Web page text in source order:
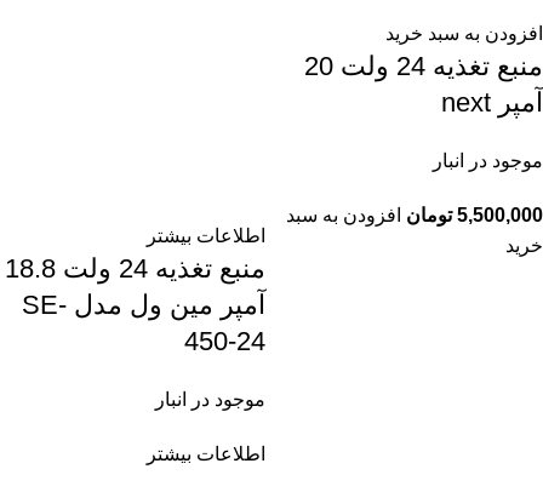
افزودن به سبد خرید
منبع تغذیه 24 ولت 20
آمپر next
موجود در انبار
5,500,000 تومان افزودن به سبد
خرید
اطلاعات بیشتر
منبع تغذیه 24 ولت 18.8
آمپر مین ول مدل SE-
450-24
موجود در انبار
اطلاعات بیشتر